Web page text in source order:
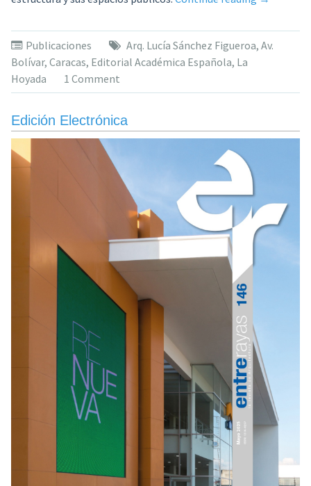
en
Publicaciones Arq. Lucía Sánchez Figueroa, Av.
Bolívar, Caracas, Editorial Académica Española, La
Hoyada
1 Comment
Edición Electrónica